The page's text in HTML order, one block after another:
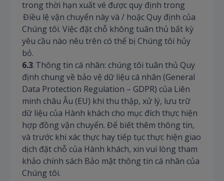
trong thời hạn xuất vé được quy định trong
Điều lệ vận chuyển này và / hoặc Quy định của
Chúng tôi. Việc đặt chỗ không tuân thủ bất kỳ
yêu cầu nào nêu trên có thể bị Chúng tôi hủy
bỏ.
6.3. Thông tin cá nhân: chúng tôi tuân thủ Quy
định chung về bảo vệ dữ liệu cá nhân (General
Data Protection Regulation – GDPR) của Liên
minh châu Âu (EU) khi thu thập, xử lý, lưu trữ
dữ liệu của Hành khách cho mục đích thực hiện
hợp đồng vận chuyển. Để biết thêm thông tin,
và trước khi xác thực hay tiếp tục thực hiện giao
dịch đặt chỗ của Hành khách, xin vui lòng tham
khảo chính sách Bảo mật thông tin cá nhân của
Chúng tôi.